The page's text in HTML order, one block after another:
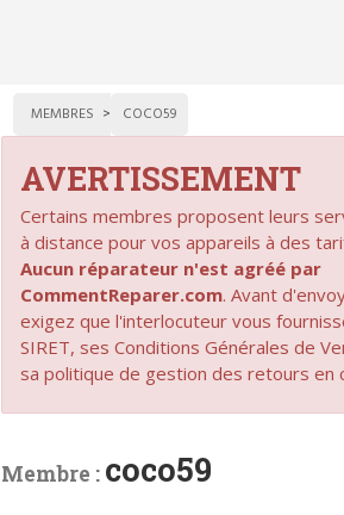
MEMBRES COCO59
AVERTISSEMENT
Certains membres proposent leurs
à distance pour vos appareils à des
Aucun réparateur n'est agréé par
CommentReparer.com. Avant
exigez que l'interlocuteur vous
SIRET, ses Conditions Générales de
sa politique de gestion des retours en
Membre : coco59